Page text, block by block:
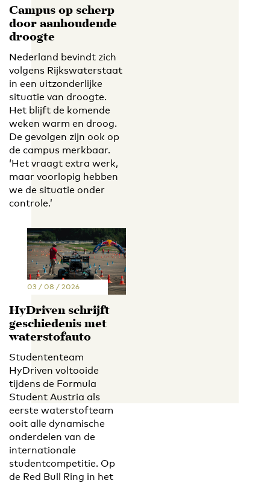
Campus op scherp
door aanhoudende
droogte
Nederland bevindt zich
volgens Rijkswaterstaat
in een uitzonderlijke
situatie van droogte.
Het blijft de komende
weken warm en droog.
De gevolgen zijn ook op
de campus merkbaar.
‘Het vraagt extra werk,
maar voorlopig hebben
we de situatie onder
controle.’
03 / 08 / 2026
HyDriven schrijft
geschiedenis met
waterstofauto
Studententeam
HyDriven voltooide
tijdens de Formula
Student Austria als
eerste waterstofteam
ooit alle dynamische
onderdelen van de
internationale
studentcompetitie. Op
de Red Bull Ring in het